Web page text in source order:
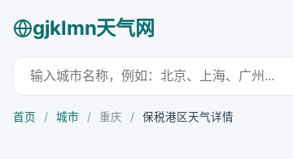
gjklmn天气网
首页 / 城市 / 重庆 / 保税港区天气详情